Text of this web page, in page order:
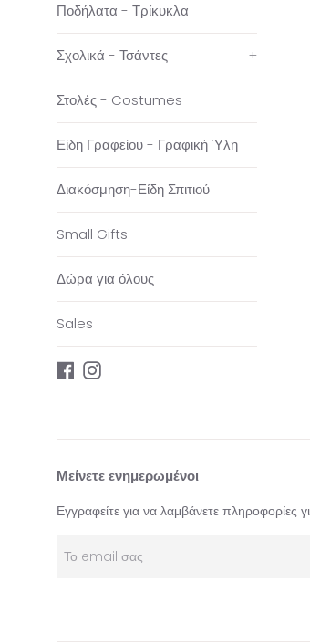
Ποδήλατα - Τρίκυκλα
Σχολικά - Τσάντες +
Στολές - Costumes
Είδη Γραφείου - Γραφική Ύλη
Διακόσμηση-Είδη Σπιτιού
Small Gifts
Δώρα για όλους
Sales
Facebook
Instagram
Μείνετε ενημερωμένοι
Εγγραφείτε για να λαμβάνετε πληροφορίες